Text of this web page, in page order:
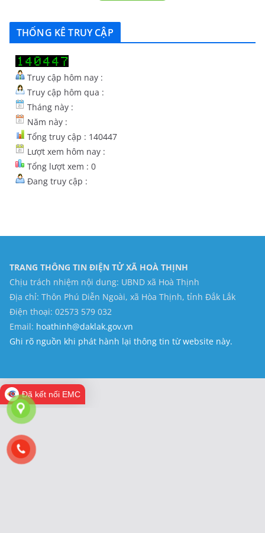
THỐNG KÊ TRUY CẬP
Truy cập hôm nay :
Truy cập hôm qua :
Tháng này :
Năm này :
Tổng truy cập : 140447
Lượt xem hôm nay :
Tổng lượt xem : 0
Đang truy cập :
TRANG THÔNG TIN ĐIỆN TỬ XÃ HOÀ THỊNH
Chịu trách nhiệm nội dung: UBND xã Hoà Thịnh
Địa chỉ: Thôn Phú Diễn Ngoài, xã Hòa Thịnh, tỉnh Đắk Lắk
Điện thoại: 02573 579 032
Email: hoathinh@daklak.gov.vn
Ghi rõ nguồn khi phát hành lại thông tin từ website này.
Đã kết nối EMC